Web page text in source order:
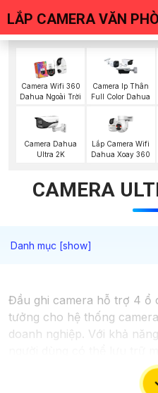
LẮP CAMERA VĂN
Camera Wifi 360
Dahua Ngoài Trời
Camera Ip Thân
Full Color Dahua
Camera Dahua
Ultra 2K
Lắp Camera Wifi
Dahua Xoay 360
CAMERA
Đầu ghi camera hỗ trợ 4 ổ
tưởng cho hệ thống
doanh nghiệp. Với khả
camera mà không cần lo
Đầu ghi này cung cấp các